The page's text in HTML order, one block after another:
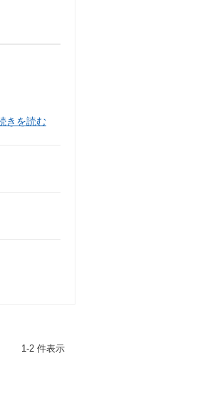
きを読む
1-2 件表示